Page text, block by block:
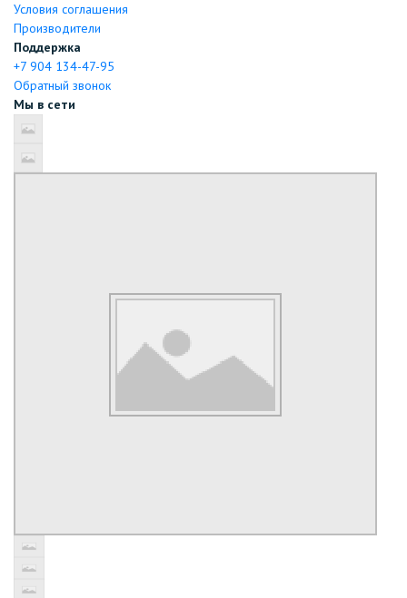
Условия соглашения
Производители
Поддержка
+7 904 134-47-95
Обратный звонок
Мы в сети